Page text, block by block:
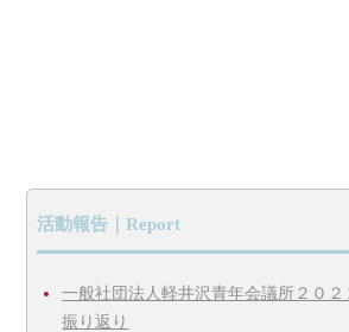
活動報告｜Report
一般社団法人軽井沢青年会議所２０
振り返り